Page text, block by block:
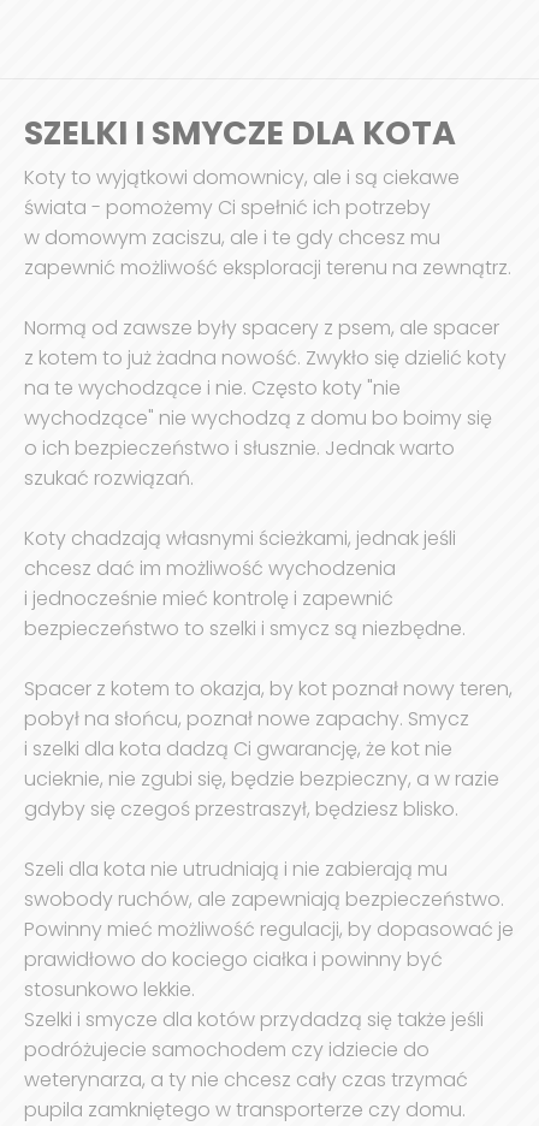
SZELKI I SMYCZE DLA KOTA
Koty to wyjątkowi domownicy, ale i są ciekawe
świata - pomożemy Ci spełnić ich potrzeby
w domowym zaciszu, ale i te gdy chcesz mu
zapewnić możliwość eksploracji terenu na zewnątrz.
Normą od zawsze były spacery z psem, ale spacer
z kotem to już żadna nowość. Zwykło się dzielić koty
na te wychodzące i nie. Często koty "nie
wychodzące" nie wychodzą z domu bo boimy się
o ich bezpieczeństwo i słusznie. Jednak warto
szukać rozwiązań.
Koty chadzają własnymi ścieżkami, jednak jeśli
chcesz dać im możliwość wychodzenia
i jednocześnie mieć kontrolę i zapewnić
bezpieczeństwo to szelki i smycz są niezbędne.
Spacer z kotem to okazja, by kot poznał nowy teren,
pobył na słońcu, poznał nowe zapachy. Smycz
i szelki dla kota dadzą Ci gwarancję, że kot nie
ucieknie, nie zgubi się, będzie bezpieczny, a w razie
gdyby się czegoś przestraszył, będziesz blisko.
Szeli dla kota nie utrudniają i nie zabierają mu
swobody ruchów, ale zapewniają bezpieczeństwo.
Powinny mieć możliwość regulacji, by dopasować je
prawidłowo do kociego ciałka i powinny być
stosunkowo lekkie.
Szelki i smycze dla kotów przydadzą się także jeśli
podróżujecie samochodem czy idziecie do
weterynarza, a ty nie chcesz cały czas trzymać
pupila zamkniętego w transporterze czy domu.